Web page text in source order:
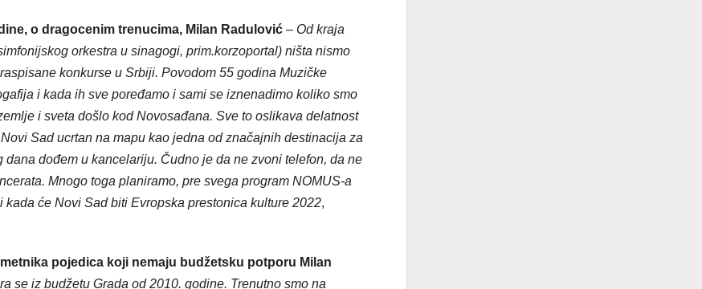
o dragocenim trenucima, Milan Radulović – Od kraja
orkestra u sinagogi, prim.korzoportal) ništa nismo
konkurse u Srbiji. Povodom 55 godina Muzičke
i kada ih sve poređamo i sami se iznenadimo koliko smo
i sveta došlo kod Novosađana. Sve to oslikava delatnost
Sad ucrtan na mapu kao jedna od značajnih destinacija za
dođem u kancelariju. Čudno je da ne zvoni telefon, da ne
Mnogo toga planiramo, pre svega program NOMUS-a
će Novi Sad biti Evropska prestonica kulture 2022,
pojedica koji nemaju budžetsku potporu Milan
se iz budžetu Grada od 2010. godine. Trenutno smo na